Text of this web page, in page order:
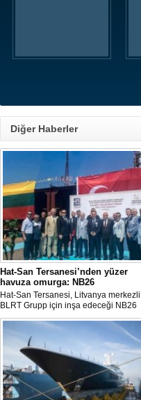
Diğer Haberler
Hat-San Tersanesi’nden yüzer
havuza omurga: NB26
Hat-San Tersanesi, Litvanya merkezli
BLRT Grupp için inşa edeceği NB26
inşa numaralı yüzer havuzun omurga
yerleştirme törenini Yalova’daki
tersanesinde gerçekleştirdi.